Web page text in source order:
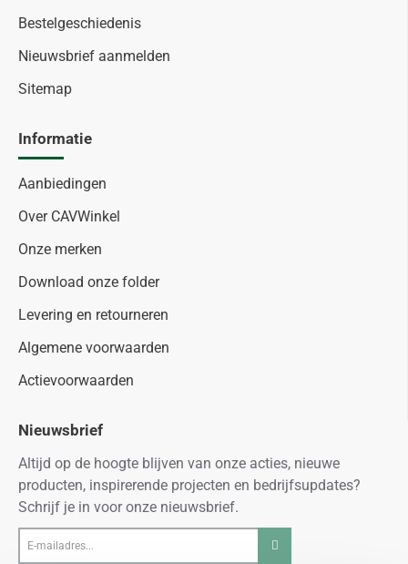
Bestelgeschiedenis
Nieuwsbrief aanmelden
Sitemap
Informatie
Aanbiedingen
Over CAVWinkel
Onze merken
Download onze folder
Levering en retourneren
Algemene voorwaarden
Actievoorwaarden
Nieuwsbrief
Altijd op de hoogte blijven van onze acties, nieuwe
producten, inspirerende projecten en bedrijfsupdates?
Schrijf je in voor onze nieuwsbrief.
mailadres...